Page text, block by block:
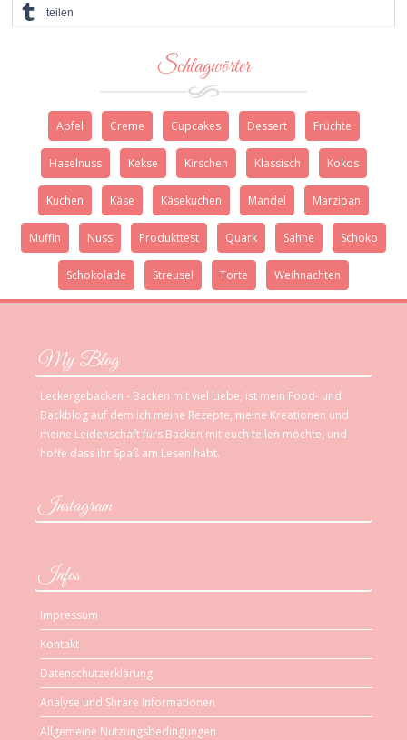
teilen
Schlagwörter
Apfel Creme Cupcakes Dessert Früchte
Haselnuss Kekse Kirschen Klassisch Kokos
Kuchen Käse Käsekuchen Mandel Marzipan
Muffin Nuss Produkttest Quark Sahne Schoko
Schokolade Streusel Torte Weihnachten
My Blog
Leckergebacken - Backen mit viel Liebe, ist mein Food- und
Backblog auf dem ich meine Rezepte, meine Kreationen und
meine Leidenschaft fürs Backen mit euch teilen möchte, und
hoffe dass ihr Spaß am Lesen habt.
Instagram
Infos
Impressum
Kontakt
Datenschutzerklärung
Analyse und Shrare Informationen
Allgemeine Nutzungsbedingungen